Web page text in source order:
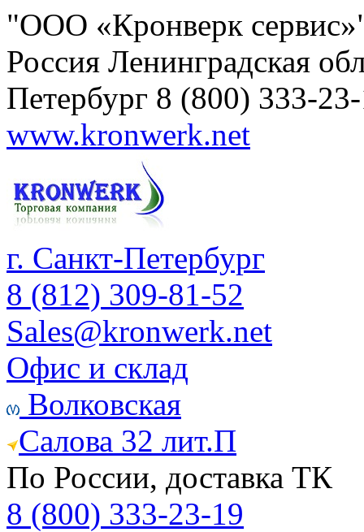
"ООО «Кронверк
Россия Ленинградская
Петербург 8 (800) 333-
www.kronwerk.net
г. Санкт-Петербург
8 (812) 309-81-52
Sales@kronwerk.net
Офис и склад
Волковская
Салова 32 лит.П
По России, доставка ТК
8 (800) 333-23-19